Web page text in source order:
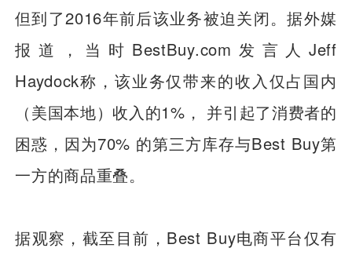
但到了2016年前后该业务被迫关闭。据外媒
报道，当时BestBuy.com发言人Jeff
Haydock称，该业务仅带来的收入仅占国内
（美国本地）收入的1%， 并引起了消费者的
困惑，因为70% 的第三方库存与Best Buy第
一方的商品重叠。
据观察，截至目前，Best Buy电商平台仅有